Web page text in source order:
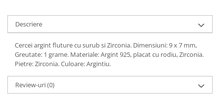
Descriere
Cercei argint fluture cu surub si Zirconia. Dimensiuni: 9 x 7 mm,
Greutate: 1 grame. Materiale: Argint 925, placat cu rodiu, Zirconia.
Pietre: Zirconia. Culoare: Argintiu.
Review-uri(0)